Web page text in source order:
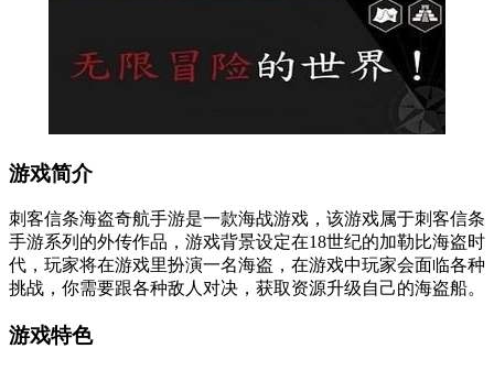
游戏简介
刺客信条海盗奇航手游是一款海战游戏，该游戏属于刺客信条
手游系列的外传作品，游戏背景设定在18世纪的加勒比海盗时
代，玩家将在游戏里扮演一名海盗，在游戏中玩家会面临各种
挑战，你需要跟各种敌人对决，获取资源升级自己的海盗船。
游戏特色